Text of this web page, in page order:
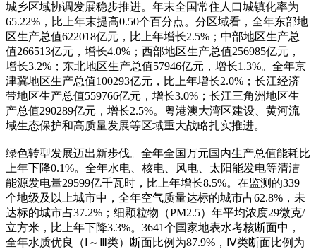
城乡区域协调发展稳步推进。年末全国常住人口城镇化率为
65.22%，比上年末提高0.50个百分点。分区域看，全年东部地
区生产总值622018亿元，比上年增长2.5%；中部地区生产总
值266513亿元，增长4.0%；西部地区生产总值256985亿元，
增长3.2%；东北地区生产总值57946亿元，增长1.3%。全年京
津冀地区生产总值100293亿元，比上年增长2.0%；长江经济
带地区生产总值559766亿元，增长3.0%；长江三角洲地区生
产总值290289亿元，增长2.5%。粤港澳大湾区建设、黄河流
域生态保护和高质量发展等区域重大战略扎实推进。
绿色转型发展迈出新步伐。全年全国万元国内生产总值能耗比
上年下降0.1%。全年水电、核电、风电、太阳能发电等清洁
能源发电量29599亿千瓦时，比上年增长8.5%。在监测的339
个地级及以上城市中，全年空气质量达标的城市占62.8%，未
达标的城市占37.2%；细颗粒物（PM2.5）年平均浓度29微克/
立方米，比上年下降3.3%。3641个国家地表水考核断面中，
全年水质优良（Ⅰ～Ⅲ类）断面比例为87.9%，Ⅳ类断面比例为